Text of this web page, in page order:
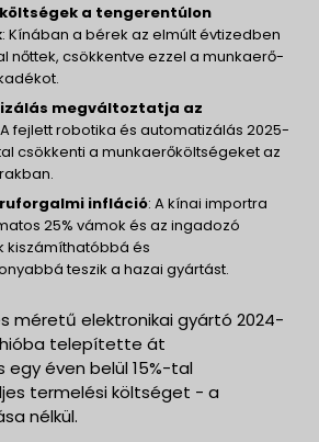
a tengerentúlon
: Kínában a bérek az elmúlt évtizedben
nőttek, csökkentve ezzel a munkaerő-
megváltoztatja az
A fejlett robotika és automatizálás 2025-
csökkenti a munkaerőköltségeket az
infláció: A kínai importra
25% vámok és az ingadozó
kiszámíthatóbbá és
teszik a hazai gyártást.
méretű elektronikai gyártó 2024-
telepítette át
éven belül 15%-tal
termelési költséget - a
nélkül.